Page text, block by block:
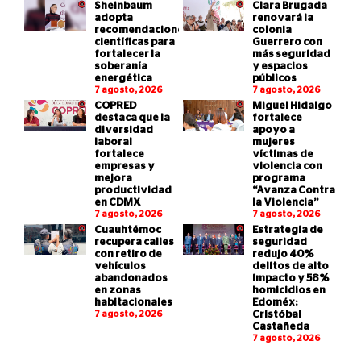
Sheinbaum
adopta
recomendaciones
científicas para
fortalecer la
soberanía
energética
7 agosto, 2026
Clara Brugada
renovará la
colonia
Guerrero con
más seguridad
y espacios
públicos
7 agosto, 2026
COPRED
destaca que la
diversidad
laboral
fortalece
empresas y
mejora
productividad
en CDMX
7 agosto, 2026
Miguel Hidalgo
fortalece
apoyo a
mujeres
víctimas de
violencia con
programa
“Avanza Contra
la Violencia”
7 agosto, 2026
Cuauhtémoc
recupera calles
con retiro de
vehículos
abandonados
en zonas
habitacionales
7 agosto, 2026
Estrategia de
seguridad
redujo 40%
delitos de alto
impacto y 58%
homicidios en
Edoméx:
Cristóbal
Castañeda
7 agosto, 2026